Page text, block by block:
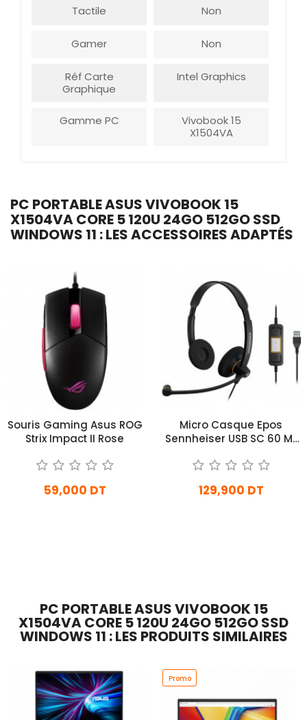
Tactile Non
Gamer Non
Réf Carte
Graphique
Intel Graphics
Gamme PC
Vivobook 15
X1504VA
PC PORTABLE ASUS VIVOBOOK 15
X1504VA CORE 5 120U 24GO 512GO SSD
WINDOWS 11 : LES ACCESSOIRES ADAPTÉS
Souris Gaming Asus ROG
Strix Impact II Rose
59,000 DT
Micro Casque Epos
Sennheiser USB SC 60 ML
129,900 DT
PC PORTABLE ASUS VIVOBOOK 15
X1504VA CORE 5 120U 24GO 512GO SSD
WINDOWS 11 : LES PRODUITS SIMILAIRES
Promo